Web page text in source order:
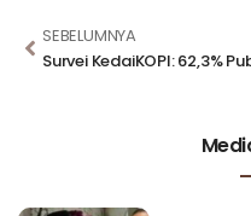
SEBELUMNYA